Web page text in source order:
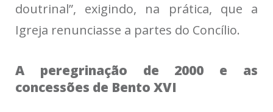
doutrinal”, exigindo, na prática, que a
Igreja renunciasse a partes do Concílio.
A peregrinação de 2000 e as
concessões de Bento XVI